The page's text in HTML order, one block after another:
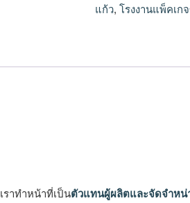
แก้ว,โรงงานแพ็คเก
เราทำหน้าที่เป็นตัวแทนผู้ผลิตและจัดจำห